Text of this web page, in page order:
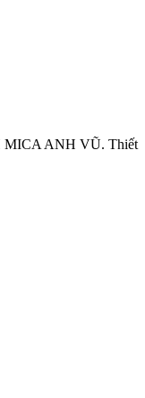
MICA ANH VŨ. Thiết